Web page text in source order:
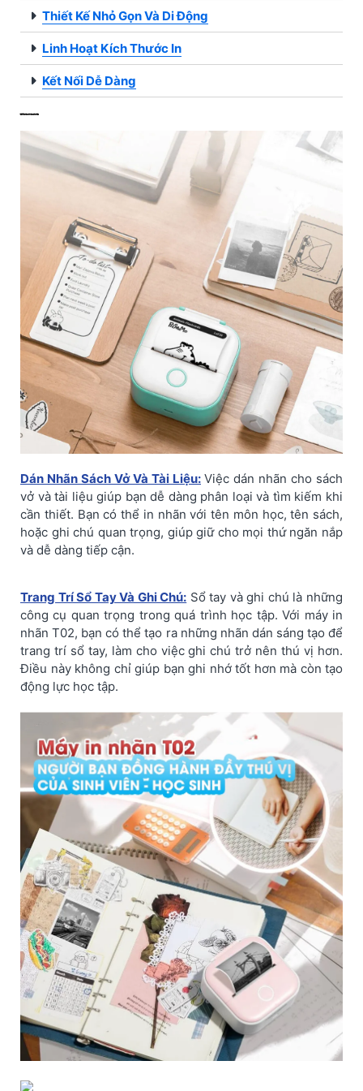
Thiết Kế Nhỏ Gọn Và Di Động
Linh Hoạt Kích Thước In
Kết Nối Dễ Dàng
Dán Nhãn Sách Vở Và Tài Liệu: Việc dán nhãn cho sách
vở và tài liệu giúp bạn dễ dàng phân loại và tìm kiếm khi
cần thiết. Bạn có thể in nhãn với tên môn học, tên sách,
hoặc ghi chú quan trọng, giúp giữ cho mọi thứ ngăn nắp
và dễ dàng tiếp cận.
Trang Trí Sổ Tay Và Ghi Chú: Sổ tay và ghi chú là những
công cụ quan trọng trong quá trình học tập. Với máy in
nhãn T02, bạn có thể tạo ra những nhãn dán sáng tạo để
trang trí sổ tay, làm cho việc ghi chú trở nên thú vị hơn.
Điều này không chỉ giúp bạn ghi nhớ tốt hơn mà còn tạo
động lực học tập.